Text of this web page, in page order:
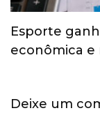
Esporte
econômica e
Deixe um